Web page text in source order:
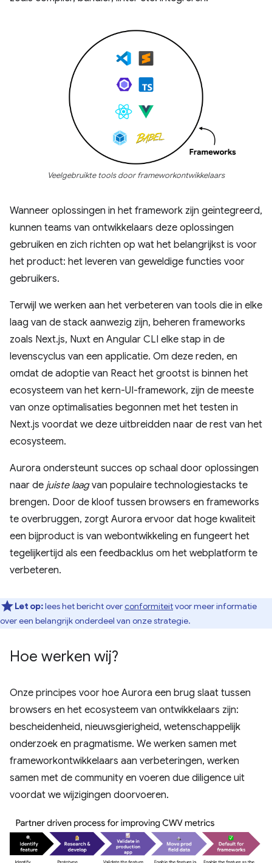
Veelgebruikte tools door frameworkontwikkelaars
Wanneer oplossingen in het framework zijn geïntegreerd,
kunnen teams van ontwikkelaars deze oplossingen
gebruiken en zich richten op wat het belangrijkst is voor
het product: het leveren van geweldige functies voor
gebruikers.
Terwijl we werken aan het verbeteren van tools die in elke
laag van de stack aanwezig zijn, beheren frameworks
zoals Next.js, Nuxt en Angular CLI elke stap in de
levenscyclus van een applicatie. Om deze reden, en
omdat de adoptie van React het grootst is binnen het
ecosysteem van het kern-UI-framework, zijn de meeste
van onze optimalisaties begonnen met het testen in
Next.js voordat we deze uitbreidden naar de rest van het
ecosysteem.
Aurora ondersteunt succes op schaal door oplossingen
naar de juiste laagvan populaire technologiestacks te
brengen. Door de kloof tussen browsers en frameworks
te overbruggen, zorgt Aurora ervoor dat hoge kwaliteit
een bijproduct is van webontwikkeling en fungeert het
tegelijkertijd als een feedbacklus om het webplatform te
verbeteren.
Let op:lees het bericht overconformiteitvoor meer informatie
over een belangrijk onderdeel van onze strategie.
Hoe werken wij?
Onze principes voor hoe Aurora een brug slaat tussen
browsers en het ecosysteem van ontwikkelaars zijn:
bescheidenheid, nieuwsgierigheid, wetenschappelijk
onderzoek en pragmatisme. We werken samen met
frameworkontwikkelaars aan verbeteringen, werken
samen met de community en voeren due diligence uit
voordat we wijzigingen doorvoeren.